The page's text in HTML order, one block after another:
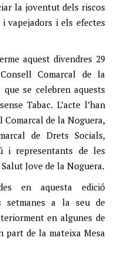
la joventut dels riscos
vapejadors i els efectes
aquest divendres 29
Comarcal de la
se celebren aquests
Tabac. L’acte l’han
de la Noguera,
de Drets Socials,
i representants de les
Jove de la Noguera.
en aquesta edició
setmanes a la seu de
en algunes de
part de la mateixa Mesa